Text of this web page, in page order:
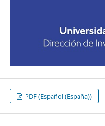
PDF (Español (España))